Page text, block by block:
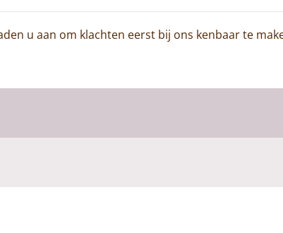
u aan om klachten eerst bij ons kenbaar te